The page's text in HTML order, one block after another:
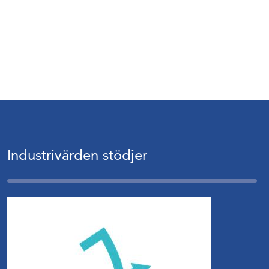
Industrivärden stödjer